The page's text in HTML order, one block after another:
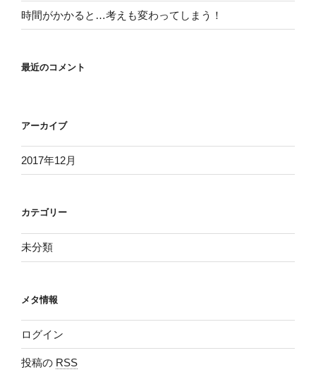
時間がかかると…考えも変わってしまう！
最近のコメント
アーカイブ
2017年12月
カテゴリー
未分類
メタ情報
ログイン
投稿の RSS